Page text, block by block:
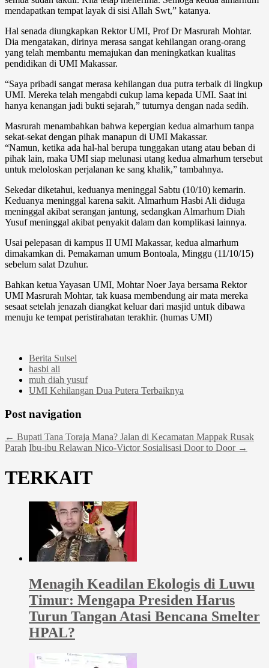
mendapatkan tempat layak di sisi Allah Swt,” katanya.
Hal senada diungkapkan Rektor UMI, Prof Dr Masrurah Mohtar.
Dia mengatakan, dirinya merasa sangat kehilangan orang-orang
yang telah membantu memajukan dan meningkatkan kualitas
pendidikan di UMI Makassar.
“Saya pribadi sangat merasa kehilangan dua putra terbaik di lingkup
UMI. Mereka telah mengabdi cukup lama kepada UMI. Saat ini
hanya kenangan jadi bukti sejarah,” tuturnya dengan nada sedih.
Masrurah menambahkan bahwa kepergian kedua almarhum tanpa
sekat-sekat dengan pihak manapun di UMI Makassar.
“Namun, ketika ada hal-hal berupa tunggakan utang atau beban di
pihak lain, maka UMI siap melunasi utang kedua almarhum tersebut
untuk meloloskan perjalanan ke sang khalik,” tambahnya.
Sekedar diketahui, keduanya meninggal Sabtu (10/10) kemarin.
Keduanya meninggal karena sakit. Almarhum Hasbi Ali diduga
meninggal akibat serangan jantung, sedangkan Almarhum Diah
Yusuf meninggal akibat penyakit dalam dan komplikasi lainnya.
Usai pelepasan di kampus II UMI Makassar, kedua almarhum
dimakamkan di. Pemakaman umum Bontoala, Minggu (11/10/15)
sebelum salat Dzuhur.
Bahkan ketua Yayasan UMI, Mohtar Noer Jaya bersama Rektor
UMI Masrurah Mohtar, tak kuasa membendung air mata mereka
sesaat setelah jenazah diangkat keluar dari masjid untuk dibawa
menuju ke tempat peristirahatan terakhir. (humas UMI)
Berita Sulsel
hasbi ali
muh diah yusuf
UMI Kehilangan Dua Putera Terbaiknya
Post navigation
← Bupati Tana Toraja Mana? Jalan di Kecamatan Mappak Rusak
Parah Ibu-ibu Relawan Nico-Victor Sosialisasi Door to Door →
TERKAIT
Menagih Keadilan Ekologis di Luwu
Timur: Mengapa Presiden Harus
Turun Tangan Atasi Bencana Smelter
HPAL?